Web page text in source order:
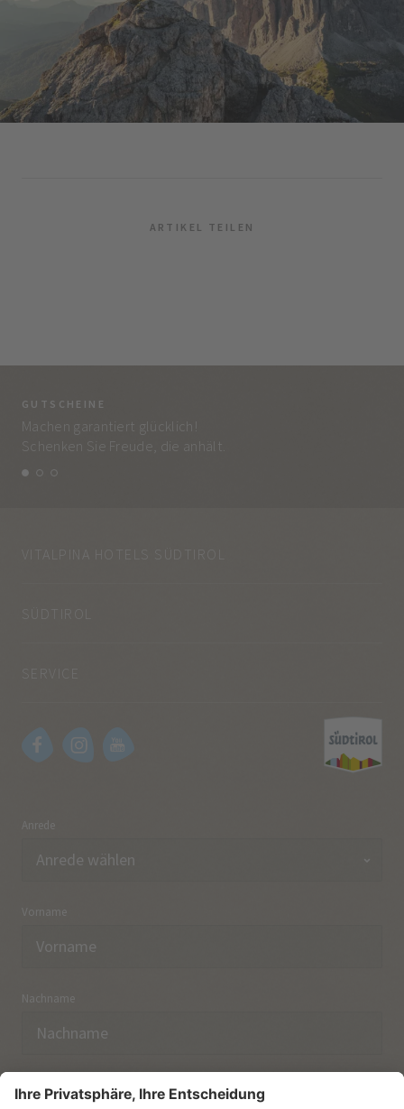
ARTIKEL TEILEN
GUTSCHEINE
Machen garantiert glücklich!
Schenken Sie Freude, die anhält.
VITALPINA HOTELS SÜDTIROL
SÜDTIROL
Anrede
Vorname
Nachname
E-Mail